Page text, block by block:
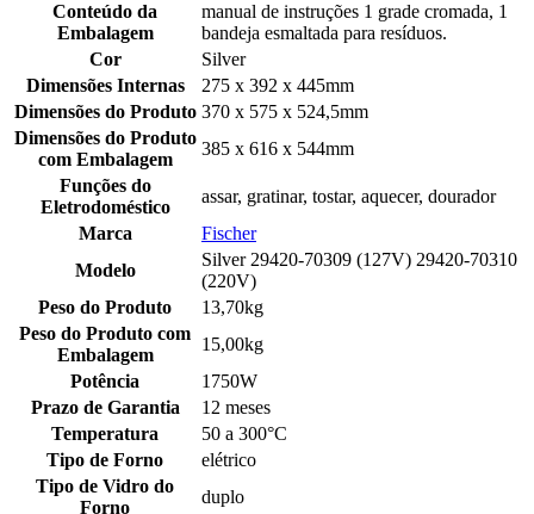
Conteúdo da
Embalagem
manual de instruções 1 grade cromada, 1
bandeja esmaltada para resíduos.
Cor
Silver
Dimensões Internas
275 x 392 x 445mm
Dimensões do Produto 370 x 575 x 524,5mm
Dimensões do Produto
com Embalagem
385 x 616 x 544mm
Funções do
Eletrodoméstico
assar, gratinar, tostar, aquecer, dourador
Marca
Fischer
Modelo
Silver 29420-70309 (127V) 29420-70310
(220V)
Peso do Produto
13,70kg
Peso do Produto com
Embalagem
15,00kg
Potência
1750W
Prazo de Garantia
12 meses
Temperatura
50 a 300°C
Tipo de Forno
elétrico
Tipo de Vidro do
Forno
duplo